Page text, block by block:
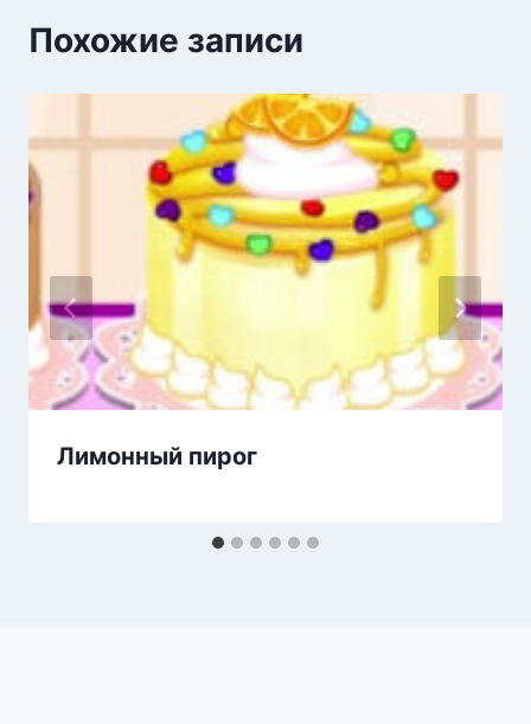
Похожие записи
Лимонный пирог